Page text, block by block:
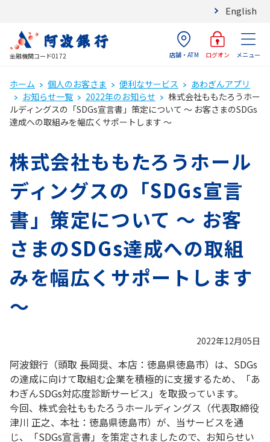
English
金融機関コード0172 店舗・ATM ログオン メニュー
ホーム 個人のお客さま 便利なサービス
あわぎんアプリ
お知らせ一覧
2022年のお知らせ
株式会社ももたろうホー
ルディングスの「SDGs宣言書」策定について ～ お客さまのSDGs
達成への取組みを幅広くサポートします ～
株式会社ももたろうホール
ディングスの「SDGs宣言
書」策定について ～ お客
さまのSDGs達成への取組
みを幅広くサポートします
～
2022年12月05日
阿波銀行（頭取 長岡奨、本店：徳島県徳島市）は、SDGs
の達成に向けて取組む企業を積極的に支援するため、「あ
わぎんSDGs対応度診断サービス」を取扱っています。
今回、株式会社ももたろうホールディングス（代表取締役
津川 正之、本社：徳島県徳島市）が、当サービスを通
じ、「SDGs宣言書」を策定されましたので、お知らせい